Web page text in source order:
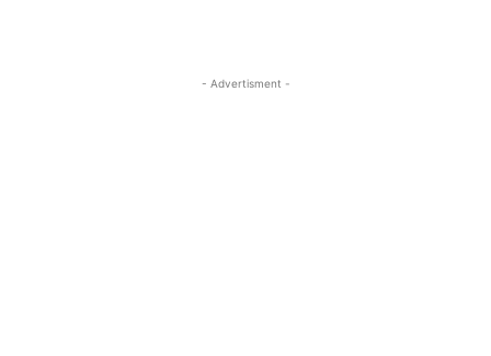
- Advertisment -